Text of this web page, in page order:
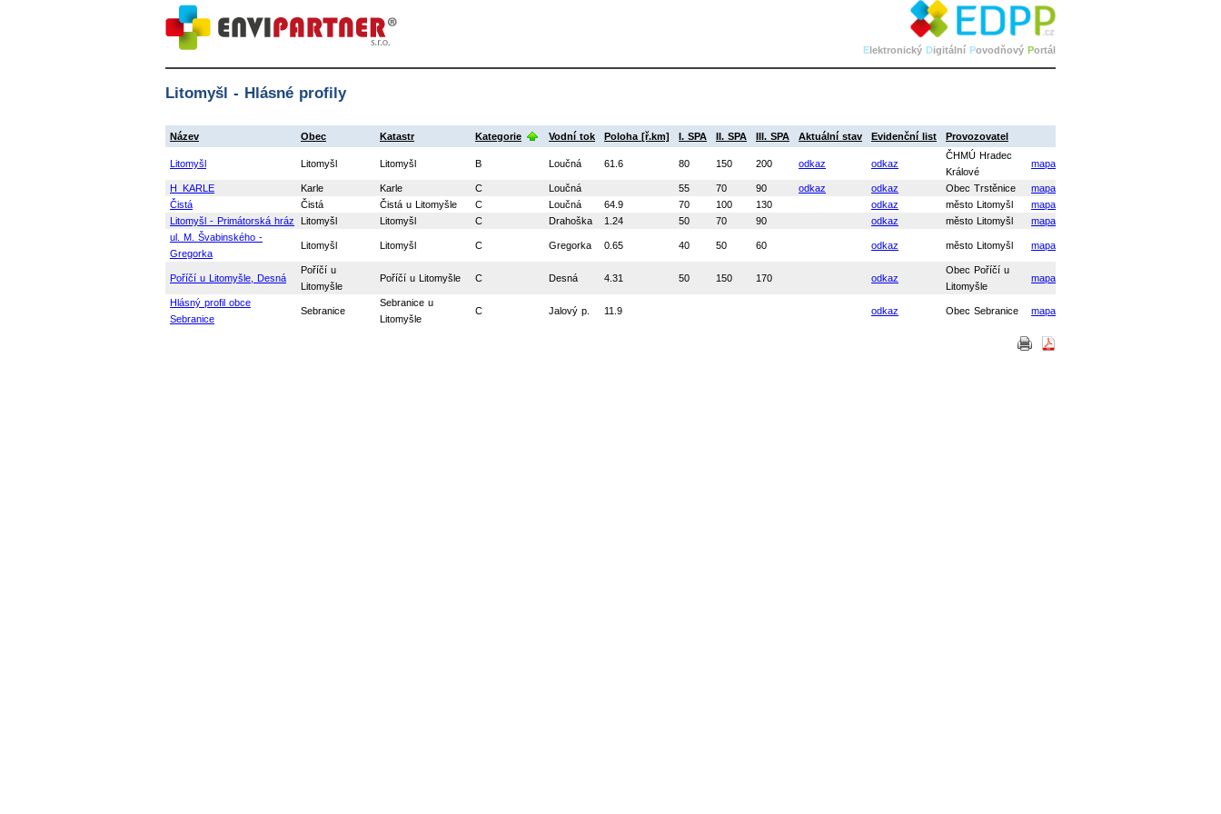
Elektronický Digitální Povodňový Portál
Litomyšl - Hlásné profily
Název Obec Katastr Kategorie Vodní tok Poloha [ř.km] I. SPA II. SPA III. SPA Aktuální stav Evidenční list Provozovatel
Litomyšl Litomyšl Litomyšl B Loučná 61.6 80 150 200 odkaz odkaz
ČHMÚ Hradec
Králové
mapa
H_KARLE Karle Karle C Loučná 55 70 90 odkaz odkaz Obec Trstěnice
mapa
Čistá
Čistá Čistá u Litomyšle C Loučná 64.9 70 100 130 odkaz město Litomyšl
mapa
Litomyšl - Primátorská hráz
Litomyšl Litomyšl C Drahoška 1.24 50 70 90 odkaz město Litomyšl
mapa
ul. M. Švabinského -
Gregorka
Litomyšl Litomyšl C Gregorka 0.65 40 50 60 odkaz město Litomyšl mapa
Poříčí u Litomyšle, Desná
Poříčí u
Litomyšle
Poříčí u Litomyšle C Desná 4.31 50 150 170 odkaz
Obec Poříčí u
Litomyšle
mapa
Hlásný profil obce
Sebranice
Sebranice
Sebranice u
Litomyšle
C Jalový p. 11.9 odkaz Obec Sebranice mapa